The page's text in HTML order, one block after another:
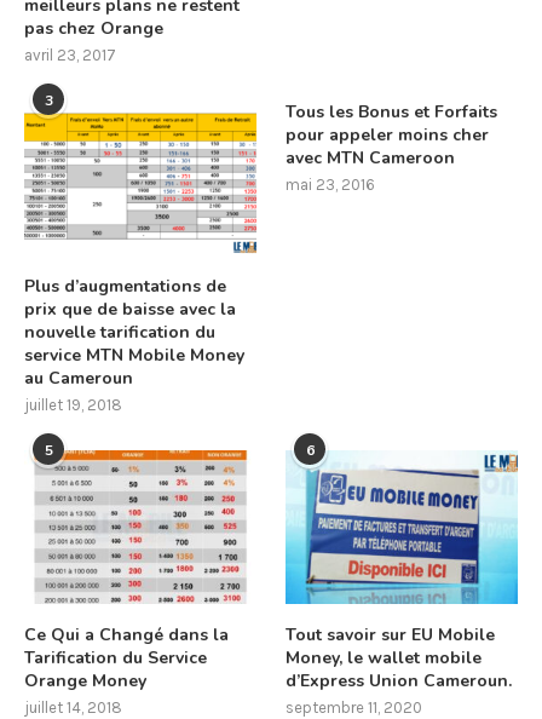
meilleurs plans ne restent
pas chez Orange
avril 23, 2017
3
Plus d’augmentations de
prix que de baisse avec la
nouvelle tarification du
service MTN Mobile Money
au Cameroun
juillet 19, 2018
Tous les Bonus et Forfaits
pour appeler moins cher
avec MTN Cameroon
mai 23, 2016
5
Ce Qui a Changé dans la
Tarification du Service
Orange Money
juillet 14, 2018
6
Tout savoir sur EU Mobile
Money, le wallet mobile
d’Express Union Cameroun.
septembre 11, 2020